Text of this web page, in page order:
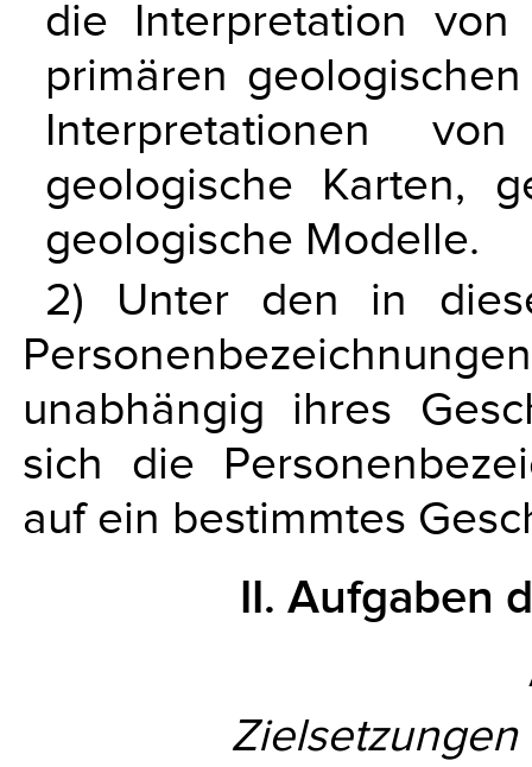
die Interpretation von
primären
Interpretationen
geologische Karten,
geologische Modelle.
2) Unter den in
unabhängig ihres
sich die
auf ein bestimmtes
II. Aufgaben